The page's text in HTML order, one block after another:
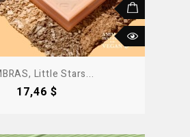
Little Stars...
Precio
17,46 $